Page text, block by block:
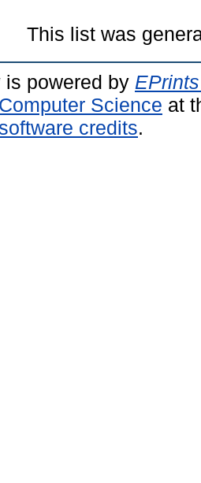
This list was
is powered by
Science at
credits.